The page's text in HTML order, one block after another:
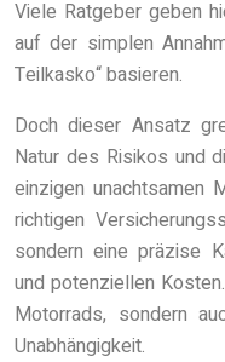
Viele Ratgeber geben
auf der simplen
Teilkasko“ basieren.
Doch dieser Ansatz
Natur des Risikos und
einzigen unachtsamen
richtigen
sondern eine präzise
und potenziellen
Motorrads, sondern
Unabhängigkeit.